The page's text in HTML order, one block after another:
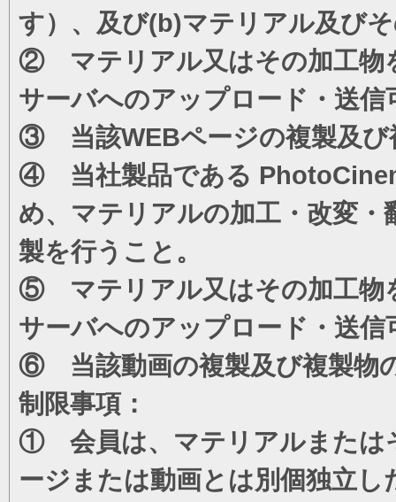
す）、及び(b)マテリアル及び
② マテリアル又はその加工物
サーバへのアップロード・送信
③ 当該WEBページの複製及び
④ 当社製品である
め、マテリアルの加工・改変
製を行うこと。
⑤ マテリアル又はその加工物
サーバへのアップロード・送信
⑥ 当該動画の複製及び複製物
制限事項：
① 会員は、マテリアルまたは
ージまたは動画とは別個独立